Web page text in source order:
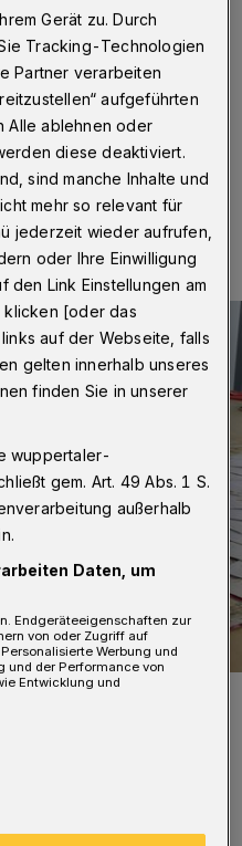
- unser Rundschau-
gut ankommt, wissen wir
auf das Gewinnspiel in
allerdings dann doch ein
Lesezeit
Die aktuelle Lösungs-
Gerät zu. Durch
Tracking-Technologien
Partner verarbeiten
aufgeführten
Alle ablehnen oder
diese deaktiviert.
sind manche Inhalte und
mehr so relevant für
jederzeit wieder aufrufen,
oder Ihre Einwilligung
den Link Einstellungen am
klicken [oder das
auf der Webseite, falls
gelten innerhalb unseres
finden Sie in unserer
wuppertaler-
gem. Art. 49 Abs. 1 S.
außerhalb
Daten, um
Endgeräteeigenschaften zur
von oder Zugriff auf
Werbung und
und der Performance von
Entwicklung und